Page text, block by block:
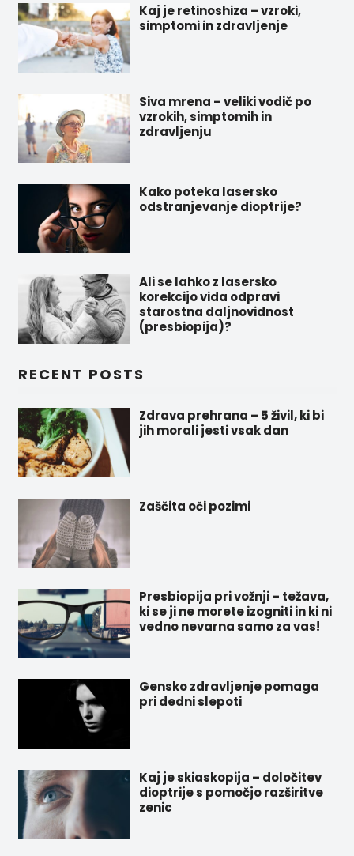
Kaj je retinoshiza – vzroki,
simptomi in zdravljenje
Siva mrena – veliki vodič po
vzrokih, simptomih in
zdravljenju
Kako poteka lasersko
odstranjevanje dioptrije?
Ali se lahko z lasersko
korekcijo vida odpravi
starostna daljnovidnost
(presbiopija)?
RECENT POSTS
Zdrava prehrana – 5 živil, ki bi
jih morali jesti vsak dan
Zaščita oči pozimi
Presbiopija pri vožnji – težava,
ki se ji ne morete izogniti in ki ni
vedno nevarna samo za vas!
Gensko zdravljenje pomaga
pri dedni slepoti
Kaj je skiaskopija – določitev
dioptrije s pomočjo razširitve
zenic